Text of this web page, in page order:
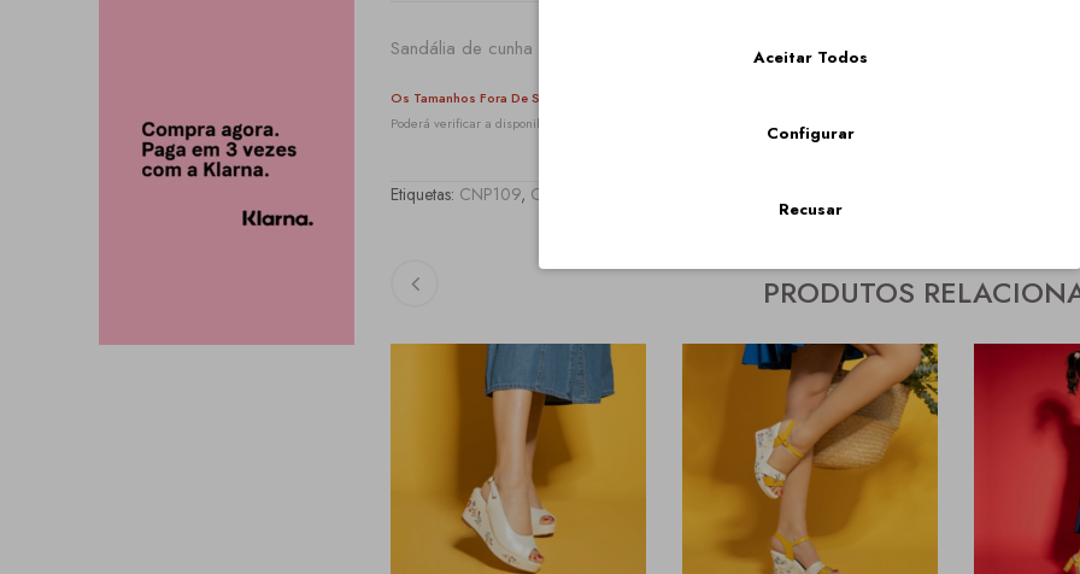
Sandália de cunha com pormenores multicores bordados com motivos tradicionais,
Os Tamanhos Fora De Stock Têm Um Prazo De Entrega De 4 A 6 Semanas.
Poderá verificar a disponibilidade do tamanho em "VER O CARRINHO DE COMPRAS" onde os tamanhos fora stock,
Etiquetas: CNP109, CAMÉLIA
PRODUTOS
Aceitar Todos
Configurar
Recusar